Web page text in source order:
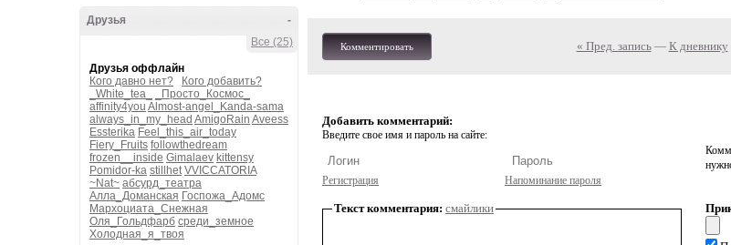
-
Друзья
Все (25)
Друзья оффлайн
Кого давно нет?
Кого добавить?
_White_tea_
_Просто_Космос_
affinity4you Almost-angel_Kanda-sama
always_in_my_head AmigoRain Aveess
Essterika Feel_this_air_today
Fiery_Fruits followthedream
frozen__inside Gimalaev kittensy
Pomidor-ka stillhet VVICCATORIA
~Nat~ абсурд_театра
Алла_Доманская Госпожа_Адомс
Мархоциата_Снежная
Оля_Гольдфарб среди_земное
Холодная_я_твоя
Комментировать « Пред. запись— К дневнику
Добавить комментарий:
Введите свое имя и пароль на сайте:
Регистрация Напоминание пароля
Текст комментария: смайлики